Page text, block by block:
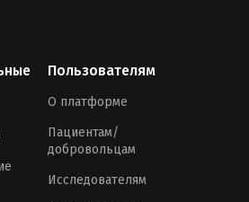
Пользователям
О платформе
Пациентам/
добровольцам
Исследователям